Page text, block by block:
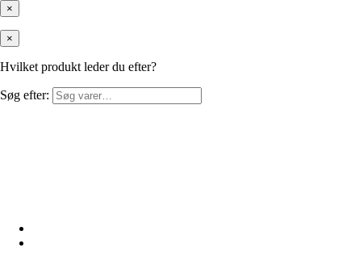
×
×
Hvilket produkt leder du efter?
Søg efter: